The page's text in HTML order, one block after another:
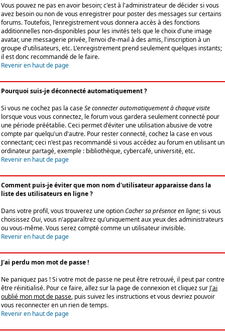
Vous pouvez ne pas en avoir besoin; c'est à l'administrateur de décider si vous
avez besoin ou non de vous enregistrer pour poster des messages sur certains
forums. Toutefois, l'enregistrement vous donnera accès à des fonctions
additionnelles non-disponibles pour les invités tels que le choix d'une image
avatar, une messagerie privée, l'envoi d'e-mail à des amis, l'inscription à un
groupe d'utilisateurs, etc. L'enregistrement prend seulement quelques instants;
il est donc recommandé de le faire.
Revenir en haut de page
Pourquoi suis-je déconnecté automatiquement ?
Si vous ne cochez pas la caseSe connecter automatiquement à chaque visite
lorsque vous vous connectez, le forum vous gardera seulement connecté pour
une période préétablie. Ceci permet d'éviter une utilisation abusive de votre
compte par quelqu'un d'autre. Pour rester connecté, cochez la case en vous
connectant; ceci n'est pas recommandé si vous accédez au forum en utilisant un
ordinateur partagé, exemple : bibliothèque, cybercafé, université, etc.
Revenir en haut de page
Comment puis-je éviter que mon nom d'utilisateur apparaisse dans la
liste des utilisateurs en ligne ?
Dans votre profil, vous trouverez une optionCacher sa présence en ligne; si vous
choisissezOui, vous n'apparaîtrez qu'uniquement aux yeux des administrateurs
ou vous-même. Vous serez compté comme un utilisateur invisible.
Revenir en haut de page
J'ai perdu mon mot de passe !
Ne paniquez pas ! Si votre mot de passe ne peut être retrouvé, il peut par contre
être réinitialisé. Pour ce faire, allez sur la page de connexion et cliquez sur J'ai
oublié mon mot de passe, puis suivez les instructions et vous devriez pouvoir
vous reconnecter en un rien de temps.
Revenir en haut de page